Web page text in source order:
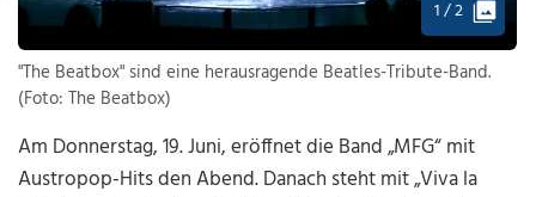
1 / 2
"The Beatbox" sind eine herausragende Beatles-Tribute-Band.
(Foto: The Beatbox)
Am Donnerstag, 19. Juni, eröffnet die Band „MFG“ mit
Austropop-Hits den Abend. Danach steht mit „Viva la